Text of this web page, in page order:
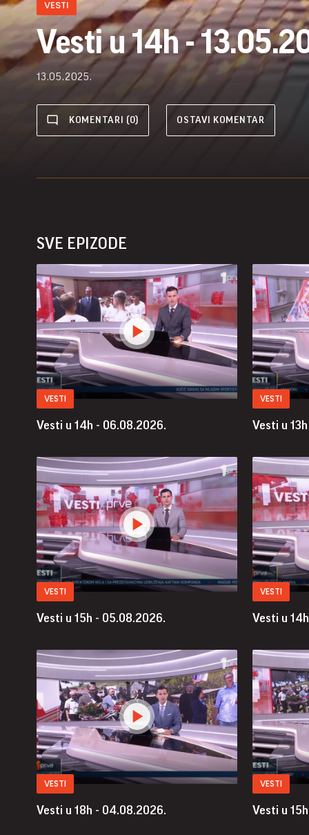
VESTI
Vesti u 14h -
13.05.2025.
KOMENTARI (0) OSTAVI KOMENTAR
SVE EPIZODE
VESTI
Vesti u 14h - 06.08.2026.
VESTI
Vesti u
VESTI
Vesti u 15h - 05.08.2026.
VESTI
Vesti u
VESTI
Vesti u 18h - 04.08.2026.
VESTI
Vesti u